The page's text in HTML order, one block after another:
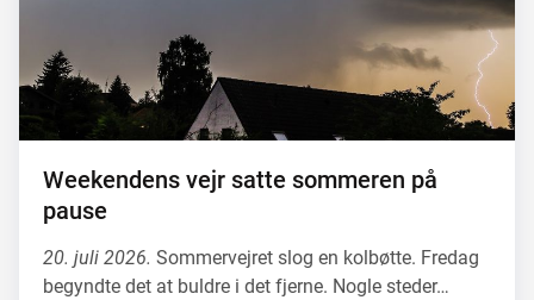
Weekendens vejr satte sommeren på
pause
20. juli 2026. Sommervejret slog en kolbøtte. Fredag
begyndte det at buldre i det fjerne. Nogle steder…